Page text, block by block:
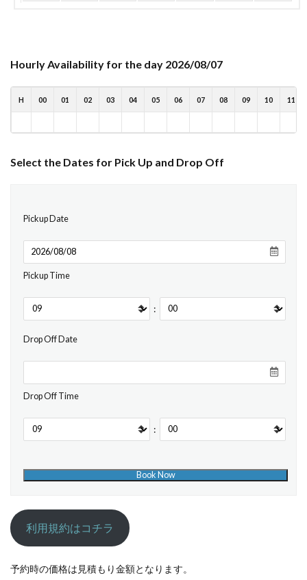
Hourly Availability for the day 2026/08/07
H 00 01 02 03 04 05 06 07 08 09 10 11
Select the Dates for Pick Up and Drop Off
Pickup Date
Pickup Time
:
Drop Off Date
Drop Off Time
:
利用規約はコチラ
予約時の価格は見積もり金額となります。